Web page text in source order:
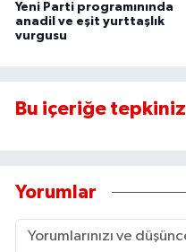
Yeni Parti programınında
anadil ve eşit yurttaşlık
vurgusu
Bu içeriğe tepkiniz
Yorumlar